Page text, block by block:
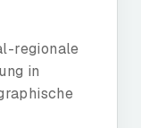
regionale
in